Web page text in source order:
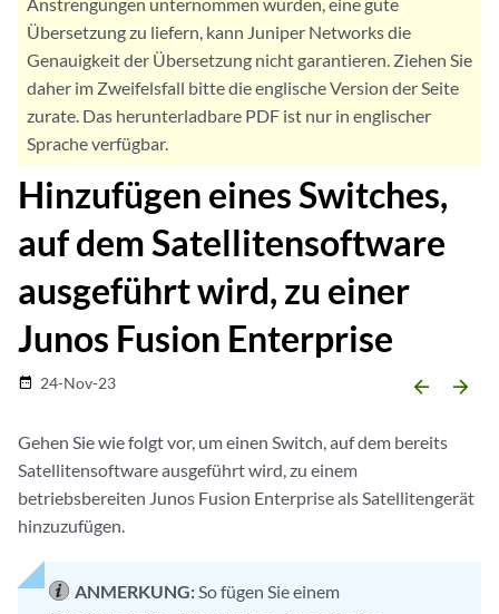
Übersetzung zu liefern, kann Juniper Networks die
Genauigkeit der Übersetzung nicht garantieren. Ziehen Sie
daher im Zweifelsfall bitte die englische Version der Seite
zurate. Das herunterladbare PDF ist nur in englischer
Sprache verfügbar.
Hinzufügen eines Switches,
auf dem Satellitensoftware
ausgeführt wird, zu einer
Junos Fusion Enterprise
date_range 24-Nov-23 arrow_backward arrow_forward
Gehen Sie wie folgt vor, um einen Switch, auf dem bereits
Satellitensoftware ausgeführt wird, zu einem
betriebsbereiten Junos Fusion Enterprise als Satellitengerät
hinzuzufügen.
ANMERKUNG:So fügen Sie einem